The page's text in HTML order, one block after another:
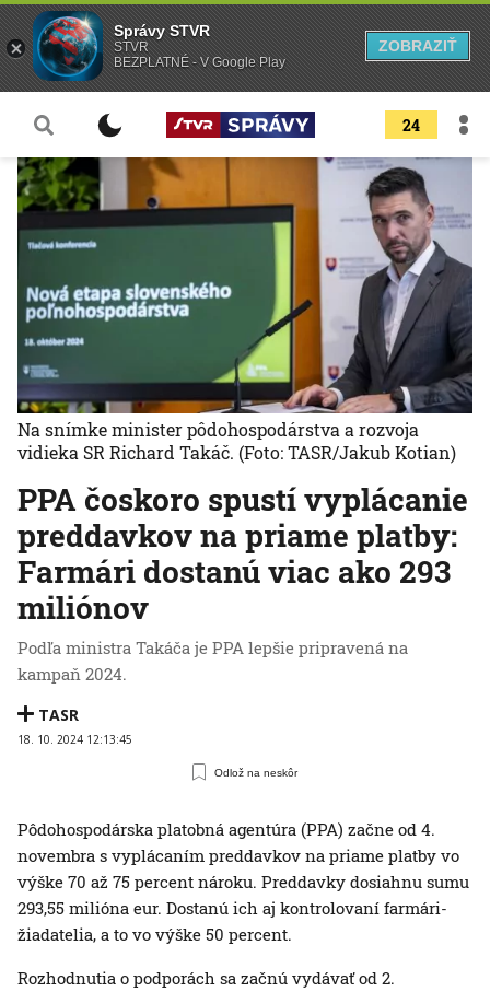
24
PPA čoskoro spustí vyplácanie
preddavkov na priame platby:
Farmári dostanú viac ako 293
miliónov
Podľa ministra Takáča je PPA lepšie pripravená na
kampaň 2024.
TASR
18. 10. 2024 12:13:45
Odlož na neskôr
Na snímke minister pôdohospodárstva a rozvoja
vidieka SR Richard Takáč. (Foto: TASR/Jakub Kotian)
Pôdohospodárska platobná agentúra (PPA) začne od 4.
novembra s vyplácaním preddavkov na priame platby vo
výške 70 až 75 percent nároku. Preddavky dosiahnu sumu
293,55 milióna eur. Dostanú ich aj kontrolovaní farmári-
žiadatelia, a to vo výške 50 percent.
Rozhodnutia o podporách sa začnú vydávať od 2.
Správy STVR
STVR
BEZPLATNÉ - V Google Play
ZOBRAZIŤ